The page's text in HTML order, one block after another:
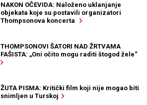
NAKON OČEVIDA: Naloženo uklanjanje
objekata koje su postavili organizatori
Thompsonova koncerta
THOMPSONOVI ŠATORI NAD ŽRTVAMA
FAŠISTA: „Oni očito mogu raditi štogod žele“
ŽUTA PISMA: Kritički film koji nije mogao biti
snimljen u Turskoj